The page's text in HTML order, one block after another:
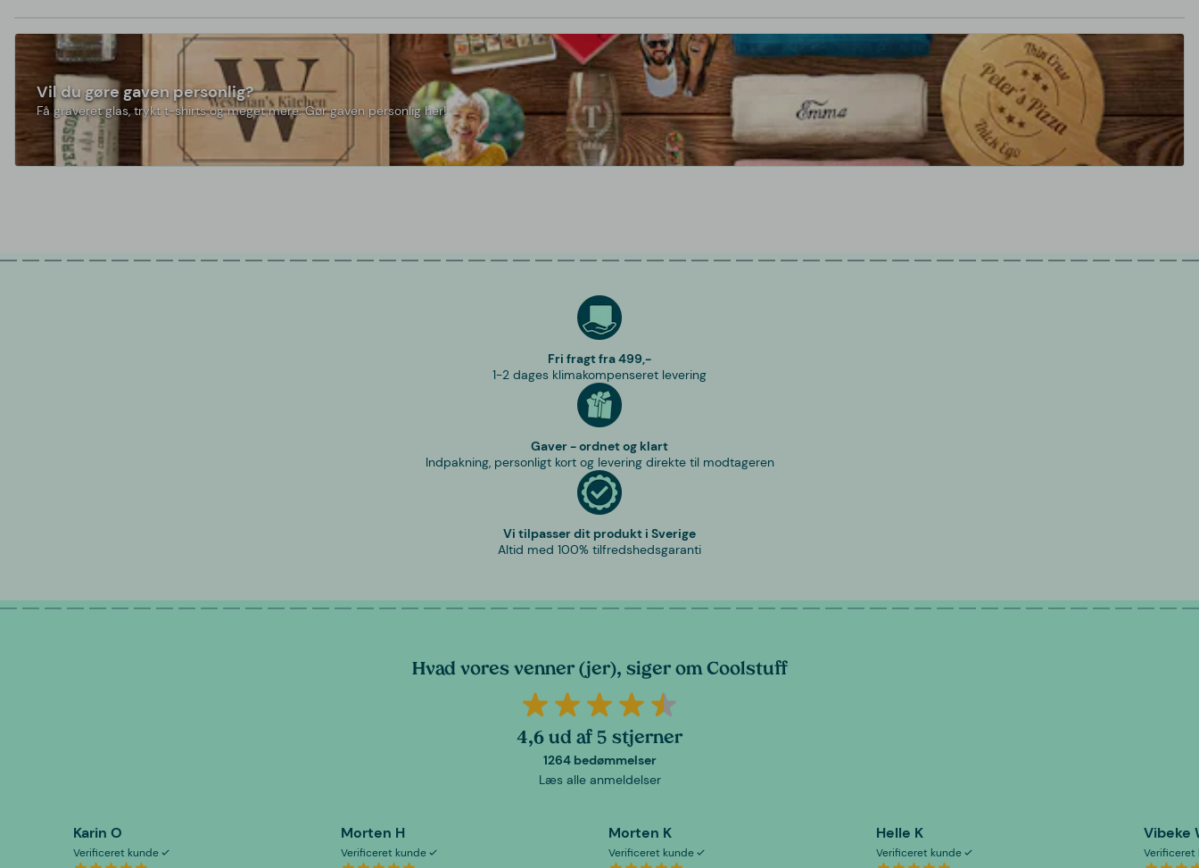
Vil du gøre gaven personlig?
Få graveret glas, trykt t-shirts og meget mere. Gør gaven personlig her!
Fri fragt fra 499,-
1-2 dages klimakompenseret levering
Gaver - ordnet og klart
Indpakning, personligt kort og levering direkte til modtageren
Vi tilpasser dit produkt i Sverige
Altid med 100% tilfredshedsgaranti
Hvad vores venner (jer), siger om Coolstuff
4,6 ud af 5 stjerner
1264 bedømmelser
Læs alle anmeldelser
Karin O
Verificeret kunde
Morten H
Verificeret kunde
Morten K
Verificeret kunde
Helle K
Verificeret kunde
Vibeke